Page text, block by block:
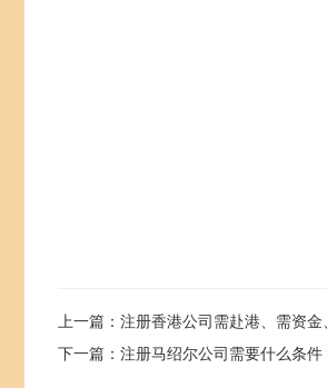
上一篇：注册香港公司需赴港、需资金
下一篇：注册马绍尔公司需要什么条件